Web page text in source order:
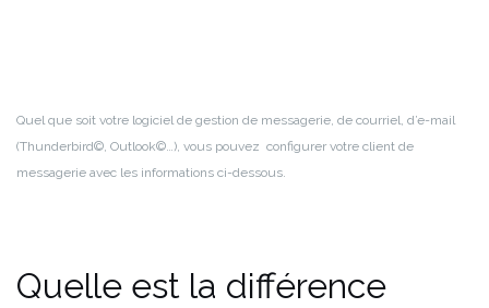
Quel que soit votre logiciel de gestion de messagerie, de courriel, d’e-mail
(Thunderbird©, Outlook©…), vous pouvez configurer votre client de
messagerie avec les informations ci-dessous.
Quelle est la différence